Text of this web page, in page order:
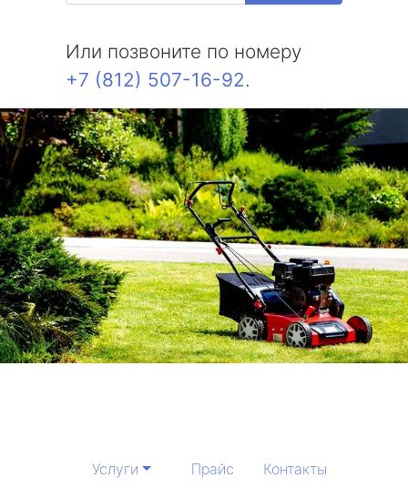
Или позвоните по номеру
+7 (812) 507-16-92.
Услуги Прайс Контакты